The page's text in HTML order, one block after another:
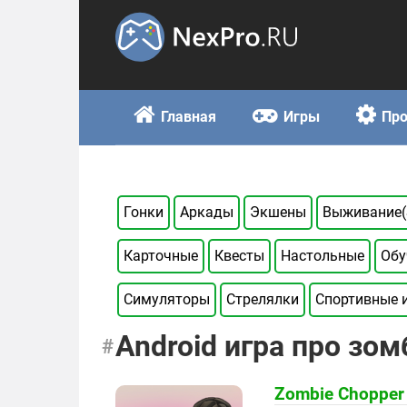
Главная Игры
Гонки Аркады Экшены
Карточные Квесты Настольные
Симуляторы Стрелялки Спортивные
Android игра про
Zombie Chopper